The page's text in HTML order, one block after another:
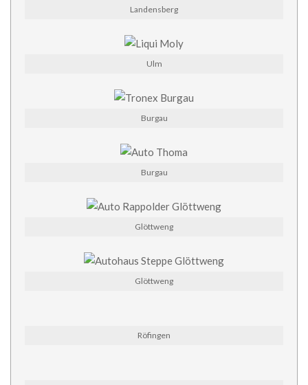
Landensberg
Ulm
Burgau
Burgau
Glöttweng
Glöttweng
Röfingen